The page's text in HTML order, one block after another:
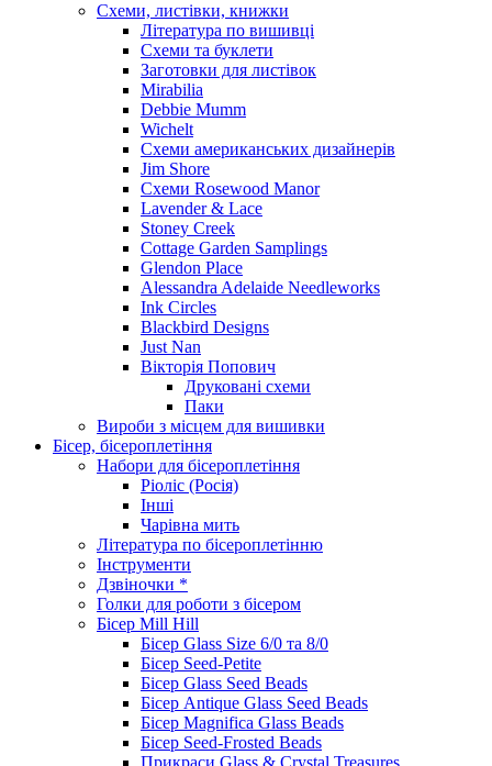
Схеми, листівки, книжки
Література по вишивці
Схеми та буклети
Заготовки для листівок
Mirabilia
Debbie Mumm
Wichelt
Схеми американських дизайнерів
Jim Shore
Cхеми Rosewood Manor
Lavender & Lace
Stoney Creek
Cottage Garden Samplings
Glendon Place
Alessandra Adelaide Needleworks
Ink Circles
Blackbird Designs
Just Nan
Вікторія Попович
Друковані схеми
Паки
Вироби з місцем для вишивки
Бісер, бісероплетіння
Набори для бісероплетіння
Ріоліс (Росія)
Інші
Чарівна мить
Література по бісероплетінню
Інструменти
Дзвіночки *
Голки для роботи з бісером
Бісер Mill Hill
Бісер Glass Size 6/0 та 8/0
Бісер Seed-Petite
Бісер Glass Seed Beads
Бісер Antique Glass Seed Beads
Бісер Magnifica Glass Beads
Бісер Seed-Frosted Beads
Прикраси Glass & Crystal Treasures